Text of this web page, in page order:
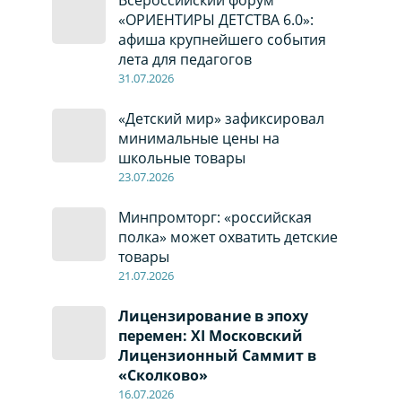
«ОРИЕНТИРЫ ДЕТСТВА 6.0»:
афиша крупнейшего события
лета для педагогов
31.07.2026
«Детский мир» зафиксировал
минимальные цены на
школьные товары
23.07.2026
Минпромторг: «российская
полка» может охватить детские
товары
21.07.2026
Лицензирование в эпоху
перемен: XI Московский
Лицензионный Саммит в
«Сколково»
16.07.2026